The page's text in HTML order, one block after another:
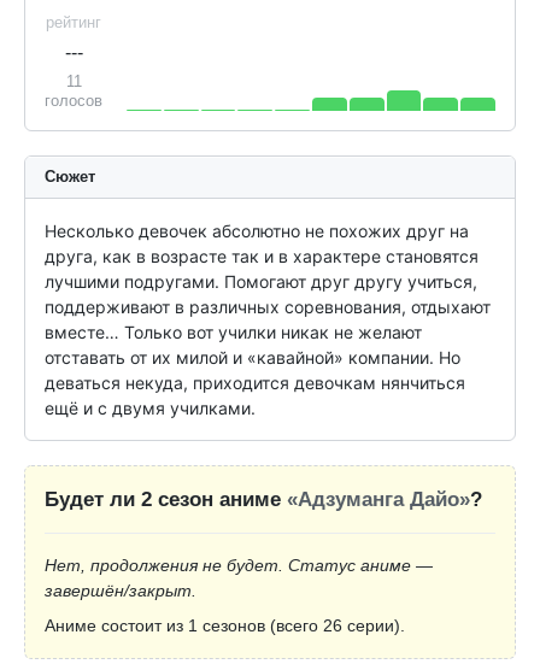
рейтинг
---
11
голосов
Сюжет
Несколько девочек абсолютно не похожих друг на
друга, как в возрасте так и в характере становятся
лучшими подругами. Помогают друг другу учиться,
поддерживают в различных соревнования, отдыхают
вместе… Только вот училки никак не желают
отставать от их милой и «кавайной» компании. Но
деваться некуда, приходится девочкам нянчиться
ещё и с двумя училками.
Будет ли 2 сезон аниме «Адзуманга Дайо»?
Нет, продолжения не будет. Статус аниме —
завершён/закрыт.
Аниме состоит из 1 сезонов (всего 26 серии).